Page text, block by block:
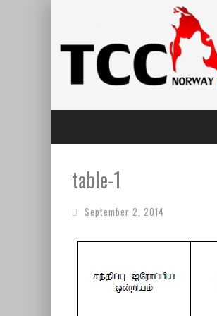
table-1
September 2, 2014